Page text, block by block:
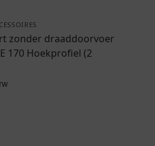
zonder draaddoorvoer
170 Hoekprofiel (2